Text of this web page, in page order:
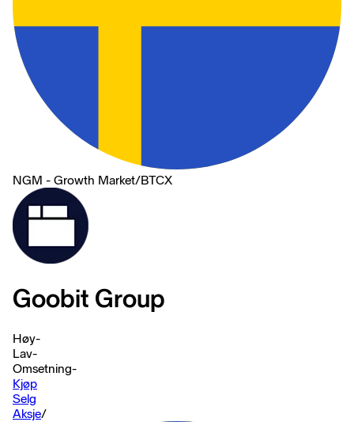
NGM - Growth Market/BTCX
Goobit Group
Høy-
Lav-
Omsetning-
Kjøp
Selg
Aksje/